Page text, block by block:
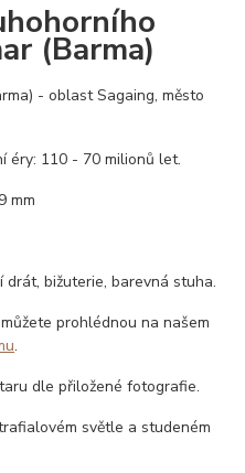
(Barma)
- oblast Sagaing, město
éry: 110 - 70 milionů let.
mm
drát, bižuterie, barevná stuha.
prohlédnou na našem
.
dle přiložené fotografie.
světle a studeném